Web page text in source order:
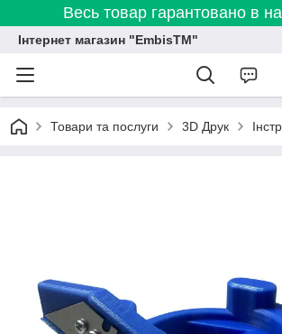
Весь товар гарантовано в
Інтернет магазин "EmbisTM"
Товари та послуги 3D Друк